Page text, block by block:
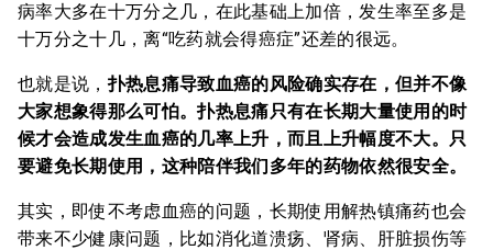
病率大多在十万分之几，在此基础上加倍，发生率至多是
十万分之十几，离“吃药就会得癌症”还差的很远。
也就是说，扑热息痛导致血癌的风险确实存在，但并不像
大家想象得那么可怕。扑热息痛只有在长期大量使用的时
候才会造成发生血癌的几率上升，而且上升幅度不大。只
要避免长期使用，这种陪伴我们多年的药物依然很安全。
其实，即使不考虑血癌的问题，长期使用解热镇痛药也会
带来不少健康问题，比如消化道溃疡、肾病、肝脏损伤等